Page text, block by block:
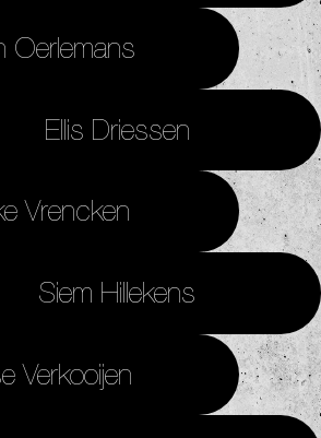
Oerlemans
Ellis Driessen
Vrencken
Siem Hillekens
Verkooijen